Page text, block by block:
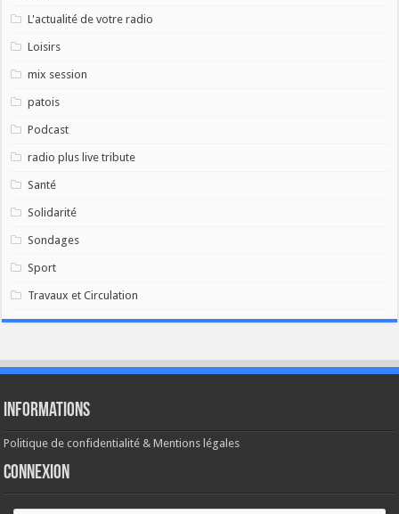
L'actualité de votre radio
Loisirs
mix session
patois
Podcast
radio plus live tribute
Santé
Solidarité
Sondages
Sport
Travaux et Circulation
Informations
Politique de confidentialité & Mentions légales
Connexion